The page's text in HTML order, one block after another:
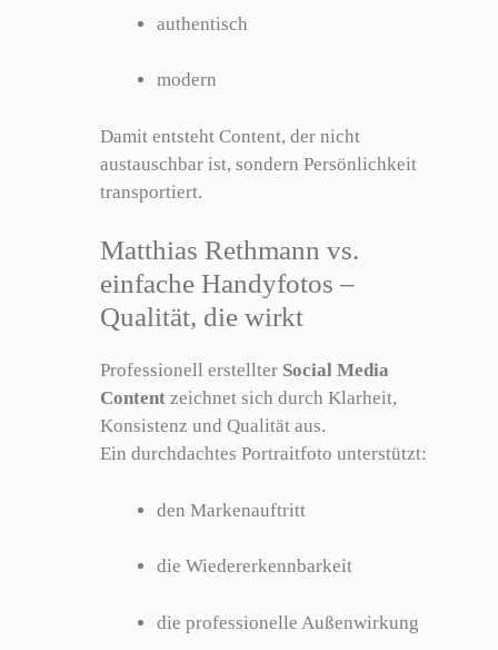
authentisch
modern
Damit entsteht Content, der nicht
austauschbar ist, sondern Persönlichkeit
transportiert.
Matthias Rethmann vs.
einfache Handyfotos –
Qualität, die wirkt
Professionell erstellter Social Media
Content zeichnet sich durch Klarheit,
Konsistenz und Qualität aus.
Ein durchdachtes Portraitfoto unterstützt:
den Markenauftritt
die Wiedererkennbarkeit
die professionelle Außenwirkung